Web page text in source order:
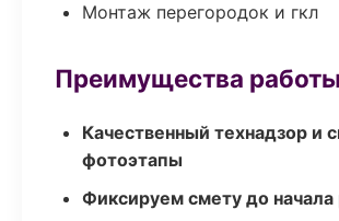
Монтаж перегородок и гкл
Преимущества
Качественный технадзор и
фотоэтапы
Фиксируем смету до начала